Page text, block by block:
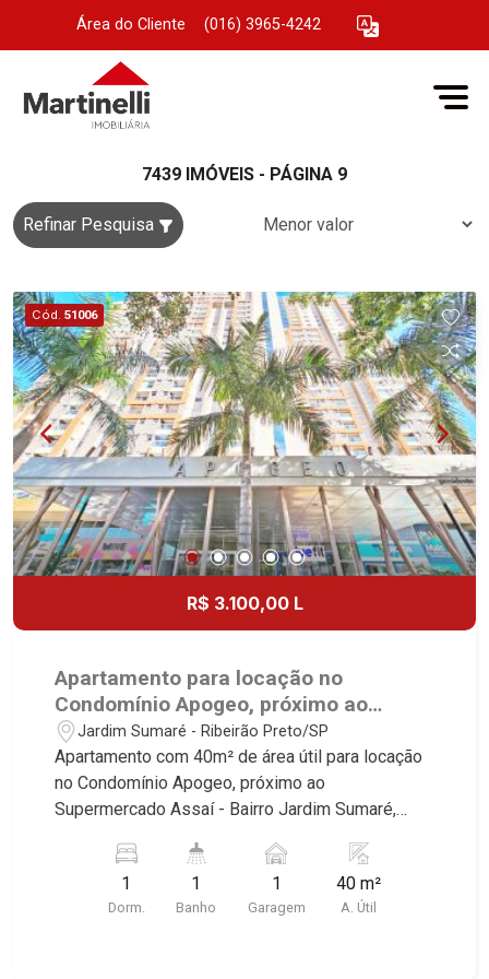
Área do Cliente (016) 3965-4242
7439 IMÓVEIS - PÁGINA 9
Refinar Pesquisa
Cód. 51006
R$ 3.100,00 L
Apartamento para locação no
Condomínio Apogeo, próximo ao
Supermercado Assaí - Ribeirão
Preto/SP.
Jardim Sumaré - Ribeirão Preto/SP
Apartamento com 40m² de área útil para locação
no Condomínio Apogeo, próximo ao
Supermercado Assaí - Bairro Jardim Sumaré,
deste imóvel que a Martinelli Imobiliária
selecionou para você: - 40m² de área útil - 1
dormitório com armários e ar-condicionado -
1
Dorm.
1
Banho
1
Garagem
40 m²
A. Útil